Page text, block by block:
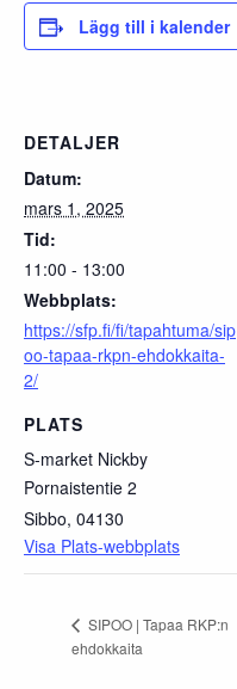
Lägg till i kalender
DETALJER
Datum:
mars 1, 2025
Tid:
11:00 - 13:00
Webbplats:
https://sfp.fi/fi/tapahtuma/sip
oo-tapaa-rkpn-ehdokkaita-
2/
PLATS
S-market Nickby
Pornaistentie 2
Sibbo, 04130
Visa Plats-webbplats
SIPOO | Tapaa RKP:n
ehdokkaita